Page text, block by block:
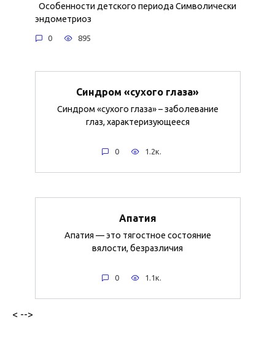
Особенности детского периода Символически
эндометриоз
0 895
Синдром «сухого глаза»
Синдром «сухого глаза» – заболевание
глаз, характеризующееся
0 1.2к.
Апатия
Апатия — это тягостное состояние
вялости, безразличия
0 1.1к.
< -->